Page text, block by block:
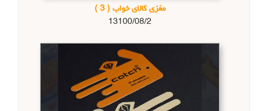
مغزی کالای خواب( 3 )
13100/08/2